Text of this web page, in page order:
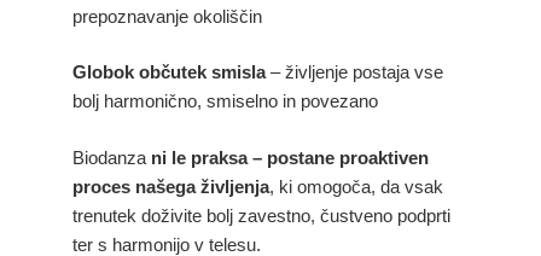
prepoznavanje okoliščin
Globok občutek smisla– življenje postaja vse
bolj harmonično, smiselno in povezano
Biodanza ni le praksa – postane proaktiven
proces našega življenja, ki omogoča, da vsak
trenutek doživite bolj zavestno, čustveno podprti
ter s harmonijo v telesu.